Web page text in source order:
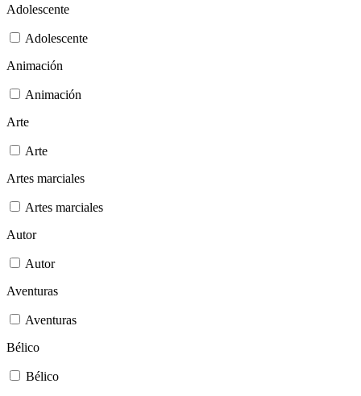
Adolescente
Adolescente
Animación
Animación
Arte
Arte
Artes marciales
Artes marciales
Autor
Autor
Aventuras
Aventuras
Bélico
Bélico